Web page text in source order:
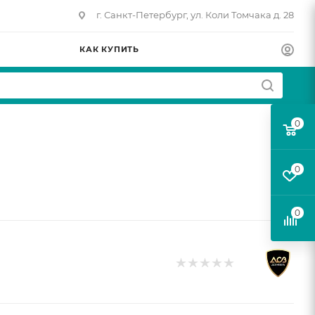
г. Санкт-Петербург, ул. Коли Томчака д. 28
КАК КУПИТЬ
0
0
0